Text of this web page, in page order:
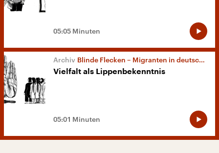
05:05 Minuten
Blinde Flecken – Migranten in deutschen Redaktionen
Vielfalt als Lippenbekenntnis
05:01 Minuten